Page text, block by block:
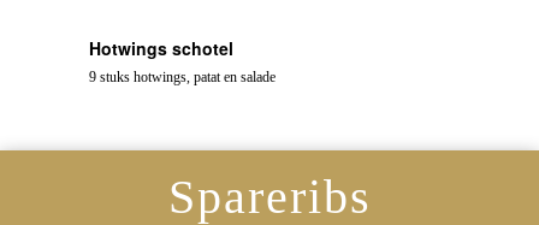
Hotwings schotel
9 stuks hotwings, patat en salade
Spareribs